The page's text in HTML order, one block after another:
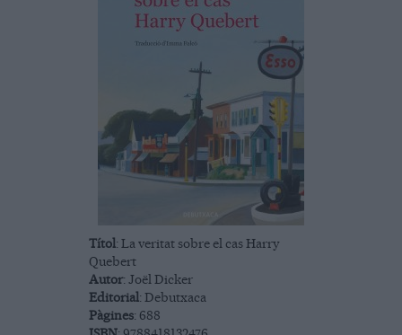
Títol: La veritat sobre el cas Harry
Quebert
Autor: Joël Dicker
Editorial: Debutxaca
Pàgines: 688